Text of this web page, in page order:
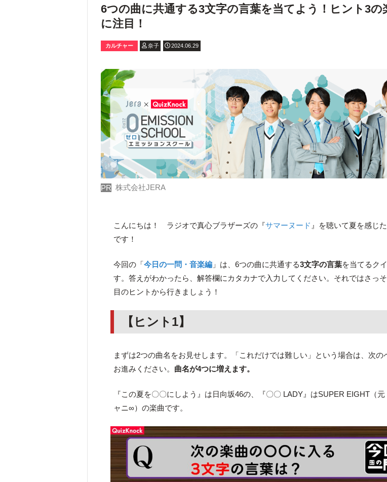
6つの曲に共通する3文字の言葉を当てよう！ヒント3の
に注目！
カルチャー 奈子 2024.06.29
PR 株式会社JERA
こんにちは！ ラジオで真心ブラザーズの『サマーヌード 』を聴いて夏を感じ
です！
今回の「今日の一問・音楽編 」は、6つの曲に共通する3文字の言葉を当てるク
す。答えがわかったら、解答欄にカタカナで入力してください。それではさっ
目のヒントから行きましょう！
【ヒント1】
まずは2つの曲名をお見せします。「これだけでは難しい」という場合は、次の
お進みください。 曲名が4つに増えます。
『この夏を〇〇にしよう』は日向坂46の、『〇〇 LADY』はSUPER EIGHT（元
ャニ∞）の楽曲です。